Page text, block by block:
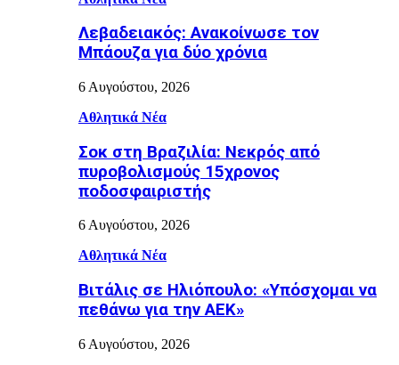
Λεβαδειακός: Ανακοίνωσε τον
Μπάουζα για δύο χρόνια
6 Αυγούστου, 2026
Αθλητικά Νέα
Σοκ στη Βραζιλία: Νεκρός από
πυροβολισμούς 15χρονος
ποδοσφαιριστής
6 Αυγούστου, 2026
Αθλητικά Νέα
Βιτάλις σε Ηλιόπουλο: «Υπόσχομαι να
πεθάνω για την ΑΕΚ»
6 Αυγούστου, 2026